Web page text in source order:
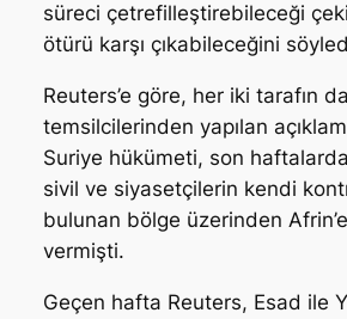
süreci çetrefilleştirebileceği
ötürü karşı çıkabileceğini
Reuters’e göre, her iki tarafın da
temsilcilerinden yapılan
Suriye hükümeti, son haftalarda
sivil ve siyasetçilerin kendi
bulunan bölge üzerinden
vermişti.
Geçen hafta Reuters, Esad ile